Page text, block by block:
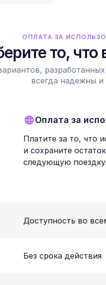
ОПЛАТА ЗА
то,
всегда надежны и
Оплата за
Платите за то, что
и сохраните
следующую поездку.
Доступность во
Без срока действия